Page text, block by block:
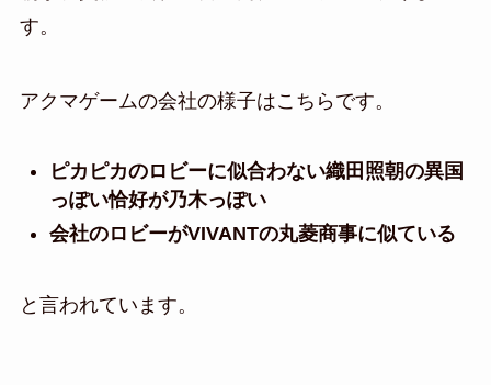
す。
アクマゲームの会社の様子はこちらです。
ピカピカのロビーに似合わない織田照朝の異国
っぽい恰好が乃木っぽい
会社のロビーがVIVANTの丸菱商事に似ている
と言われています。